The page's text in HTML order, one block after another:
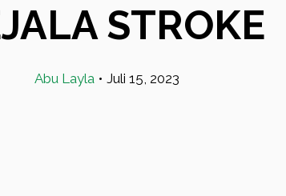
STROKE
Abu Layla • Juli 15, 2023